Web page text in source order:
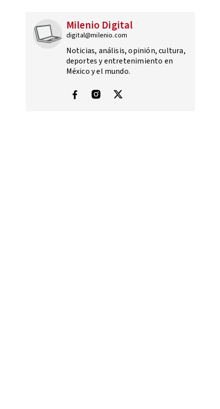
Milenio Digital
digital@milenio.com
Noticias, análisis, opinión, cultura,
deportes y entretenimiento en
México y el mundo.